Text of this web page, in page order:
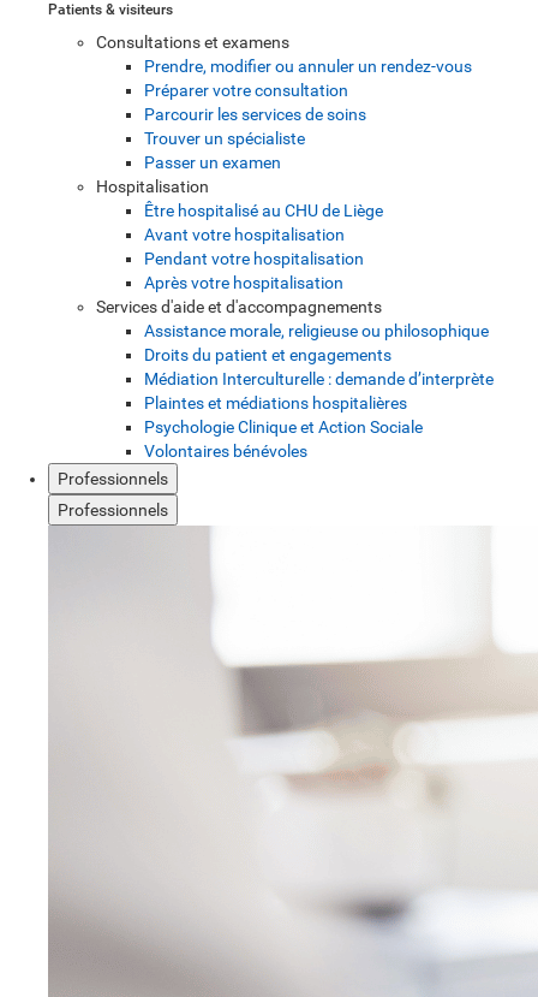
Patients & visiteurs
Consultations et examens
Prendre, modifier ou annuler un rendez-vous
Préparer votre consultation
Parcourir les services de soins
Trouver un spécialiste
Passer un examen
Hospitalisation
Être hospitalisé au CHU de Liège
Avant votre hospitalisation
Pendant votre hospitalisation
Après votre hospitalisation
Services d'aide et d'accompagnements
Assistance morale, religieuse ou philosophique
Droits du patient et engagements
Médiation Interculturelle : demande d’interprète
Plaintes et médiations hospitalières
Psychologie Clinique et Action Sociale
Volontaires bénévoles
Professionnels
Professionnels